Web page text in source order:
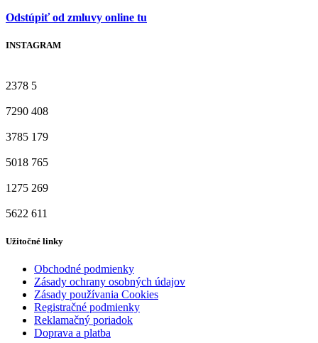
Odstúpiť od zmluvy online tu
INSTAGRAM
2378 5
7290 408
3785 179
5018 765
1275 269
5622 611
Užitočné linky
Obchodné podmienky
Zásady ochrany osobných údajov
Zásady používania Cookies
Registračné podmienky
Reklamačný poriadok
Doprava a platba